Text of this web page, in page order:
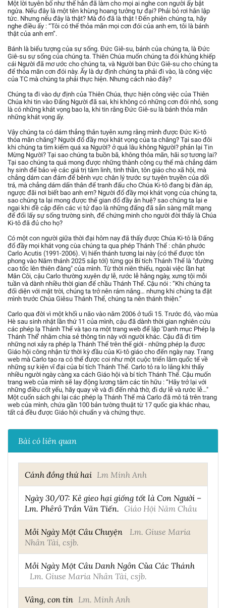
Một lời tuyên bố như thế hẳn đã làm cho mọi ai nghe con người ấy bật
ngửa. Nếu đây là một tên khùng hoang tưởng tự đại? Phải bỏ rơi hắn lập
tức. Nhưng nếu đây là thật? Mà đó đã là thật ! Đến phiên chúng ta, hãy
nghe điều ấy : “Tôi có thể thỏa mãn mọi cơn đói của anh em, tôi là bánh
thật của anh em”.
Bánh là biểu tượng của sự sống. Đức Giê-su, bánh của chúng ta, là Đức
Giê-su sự sống của chúng ta. Thiên Chúa muốn chúng ta đói khủng khiếp
cái Người đã mơ ước cho chúng ta, và Người ban Đức Giê-su cho chúng ta
để thỏa mãn cơn đói này. Ấy là dự định chúng ta phải đi vào, là công việc
của TC mà chúng ta phải thực hiện. Nhưng cách nào đây?
Chúng ta đi vào dự định của Thiên Chúa, thực hiện công việc của Thiên
Chúa khi tin vào Đấng Người đã sai, khi không có những cơn đói nhỏ, song
là có những khát vọng bao la, khi tin rằng Đức Giê-su là bánh thỏa mãn
những khát vọng ấy.
Vậy chúng ta có dám thẳng thắn tuyên xưng rằng mình được Đức Ki-tô
thỏa mãn chăng? Người đổ đầy mọi khát vọng của ta chăng? Tại sao đôi
khi chúng ta tìm kiếm quá xa Người? ở quá lâu không Người? phản lại Tin
Mừng Người? Tại sao chúng ta buồn bã, không thỏa mãn, hãi sợ tương lai?
Tại sao chúng ta quá mong được những thành công cụ thể mà chẳng dám
hy sinh để bảo vệ các giá trị tâm linh, tinh thần, tôn giáo cho xã hội, mà
chẳng dám can đảm để bênh vực chân lý trước sự tuyên truyền của dối
trá, mà chẳng dám dấn thân để tranh đấu cho Chúa Ki-tô đang bị đàn áp,
ngược đãi nơi biết bao anh em? Người đổ đầy mọi khát vọng của chúng ta,
sao chúng ta lại mong được thế gian đổ đầy ân huệ? sao chúng ta lại e
ngại khi đề cập đến các vị tử đạo là những đấng đã sẵn sàng mất mạng
để đổi lấy sự sống trường sinh, để chứng minh cho người đời thấy là Chúa
Ki-tô đã đủ cho họ?
Có một con người giữa thời đại hôm nay đã thấy được Chúa Ki-tô là Đấng
đổ đầy mọi khát vọng cùa chúng ta qua phép Thánh Thể : chân phước
Carlo Acutis (1991-2006). Vị hiển thánh tương lai này (có thể được tôn
phong vào Năm thánh 2025 sắp tới) từng gọi Bí tích Thánh Thể là "đường
cao tốc lên thiên đàng" của mình. Từ thời niên thiếu, ngoài việc lần hạt
Mân Côi, cậu Carlo thường xuyên dự lễ, rước lễ hằng ngày, xưng tội mỗi
tuần và dành nhiều thời gian để chầu Thánh Thể. Cậu nói : “Khi chúng ta
đối diện với mặt trời, chúng ta trở nên rám nắng… nhưng khi chúng ta đặt
mình trước Chúa Giêsu Thánh Thể, chúng ta nên thánh thiện.”
Carlo qua đời vì một khối u não vào năm 2006 ở tuổi 15. Trước đó, vào mùa
Hè sau sinh nhật lần thứ 11 của mình, cậu đã dành thời gian nghiên cứu
các phép lạ Thánh Thể và tạo ra một trang web để lập ‘Danh mục Phép lạ
Thánh Thể’ nhằm chia sẻ thông tin này với người khác. Cậu đã đi tìm
những nơi xảy ra phép lạ Thánh Thể trên thế giới - những phép lạ được
Giáo hội công nhận từ thời kỳ đầu của Ki-tô giáo cho đến ngày nay. Trang
web mà Carlo tạo ra có thể được coi như một cuộc triển lãm quốc tế về
những sự kiện vĩ đại của bí tích Thánh Thể. Carlo tỏ ra lo lắng khi thấy
nhiều người ngày càng xa cách Giáo hội và bí tích Thánh Thể. Cậu muốn
trang web của mình sẽ lay động lương tâm các tín hữu : “Hãy trở lại với
những điều cốt yếu, hãy quay về và đi đến nhà thờ, đi dự lễ và rước lễ…"
Một cuốn sách ghi lại các phép lạ Thánh Thể mà Carlo đã mô tả trên trang
web của mình, chứa gần 100 bản tường thuật từ 17 quốc gia khác nhau,
tất cả đều được Giáo hội chuẩn y và chứng thực.
Bài có liên quan
Cánh đồng thứ hai Lm Minh Anh
Ngày 30/07: Kẻ gieo hại giống tốt là Con Người –
Lm. Phêrô Trần Văn Tiến. Giáo Hội Năm Châu
Mỗi Ngày Một Câu Chuyện
Lm. Giuse Maria
Nhân Tài, csjb.
Mỗi Ngày Một Câu Danh Ngôn Của Các Thánh
Lm. Giuse Maria Nhân Tài, csjb.
Vâng, con tin Lm. Minh Anh